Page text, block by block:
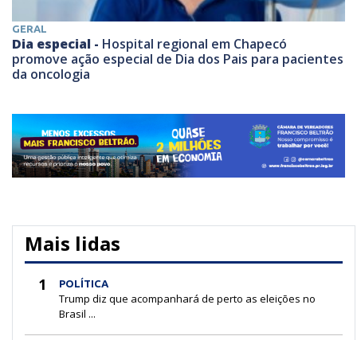
GERAL
Dia especial - Hospital regional em Chapecó
promove ação especial de Dia dos Pais para pacientes
da oncologia
Mais lidas
1 POLÍTICA
Trump diz que acompanhará de perto as eleições no
Brasil ...